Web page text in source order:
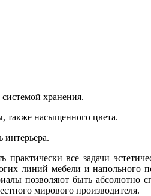
хранения.
также насыщенного цвета.
практически все задачи
линий мебели и
позволяют быть абсолютно
мирового производителя.